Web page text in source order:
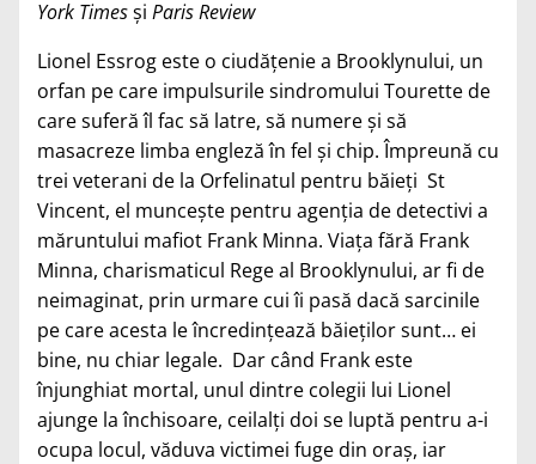
York Timesşi Paris Review
Lionel Essrog este o ciudăţenie a Brooklynului, un
orfan pe care impulsurile sindromului Tourette de
care suferă îl fac să latre, să numere şi să
masacreze limba engleză în fel şi chip. Împreună cu
trei veterani de la Orfelinatul pentru băieţi St
Vincent, el munceşte pentru agenţia de detectivi a
măruntului mafiot Frank Minna. Viaţa fără Frank
Minna, charismaticul Rege al Brooklynului, ar fi de
neimaginat, prin urmare cui îi pasă dacă sarcinile
pe care acesta le încredinţează băieţilor sunt… ei
bine, nu chiar legale. Dar când Frank este
înjunghiat mortal, unul dintre colegii lui Lionel
ajunge la închisoare, ceilalţi doi se luptă pentru a-i
ocupa locul, văduva victimei fuge din oraş, iar